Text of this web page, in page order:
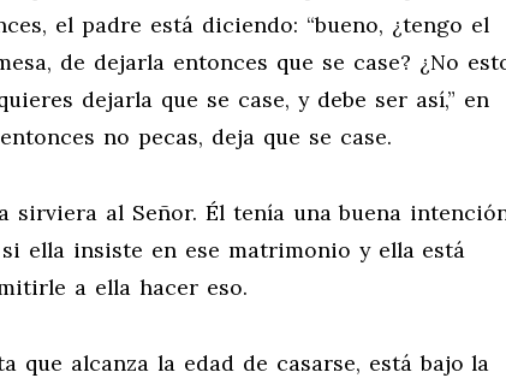
el padre está diciendo: “bueno, ¿tengo el
de dejarla entonces que se case? ¿No
dejarla que se case, y debe ser así,” en
no pecas, deja que se case.
al Señor. Él tenía una buena
ella insiste en ese matrimonio y ella está
a ella hacer eso.
que alcanza la edad de casarse, está bajo la